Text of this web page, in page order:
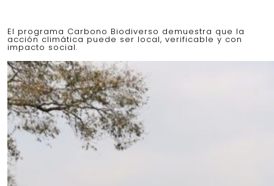
El programa Carbono Biodiverso demuestra que la
acción climática puede ser local, verificable y con
impacto social.